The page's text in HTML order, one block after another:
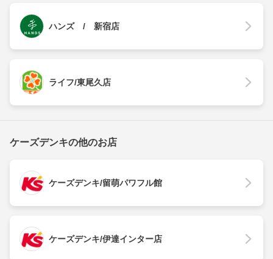
ハンズ / 新宿店
ライフ/東尾久店
ケーズデンキの他のお店
ケーズデンキ/留萌パワフル館
ケーズデンキ/伊達インター店